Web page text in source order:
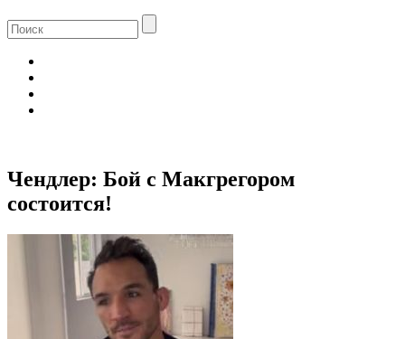
Чендлер: Бой с Макгрегором
состоится!